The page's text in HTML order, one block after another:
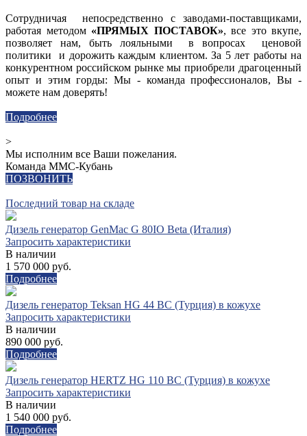
Сотрудничая непосредственно с заводами-поставщиками,
работая методом «ПРЯМЫХ ПОСТАВОК», все это вкупе,
позволяет нам, быть лояльными в вопросах ценовой
политики и дорожить каждым клиентом. За 5 лет работы на
конкурентном российском рынке мы приобрели драгоценный
опыт и этим горды: Мы - команда профессионалов, Вы -
можете нам доверять!
Подробнее
>
Мы исполним все Ваши пожелания.
Команда ММС-Кубань
ПОЗВОНИТЬ
Последний товар на складе
Дизель генератор GenMac G 80IO Beta (Италия)
Запросить характеристики
В наличии
1 570 000 руб.
Подробнее
Дизель генератор Teksan HG 44 BC (Турция) в кожухе
Запросить характеристики
В наличии
890 000 руб.
Подробнее
Дизель генератор HERTZ HG 110 BC (Турция) в кожухе
Запросить характеристики
В наличии
1 540 000 руб.
Подробнее